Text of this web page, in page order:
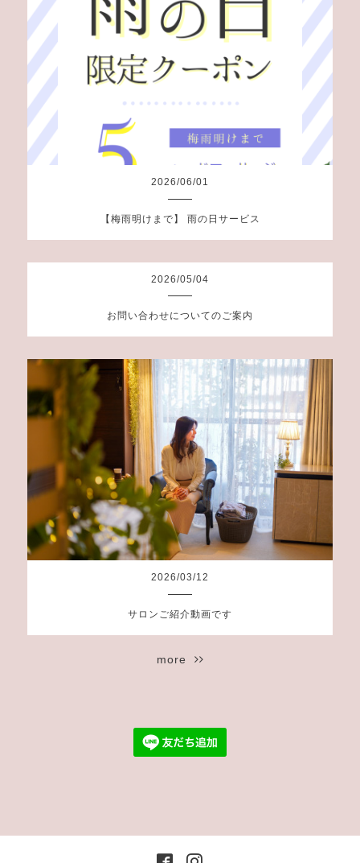
2026/06/01
【梅雨明けまで】 雨の日サービス
2026/05/04
お問い合わせについてのご案内
2026/03/12
サロンご紹介動画です
more